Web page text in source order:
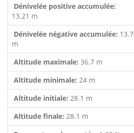
Dénivelée positive accumulée:
13.21 m
Dénivelée négative accumulée: 13.7
m
Altitude maximale: 36.7 m
Altitude minimale: 24 m
Altitude initiale: 28.1 m
Altitude finale: 28.1 m